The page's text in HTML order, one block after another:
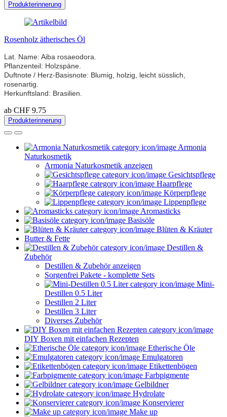
Produkterinnerung
Rosenholz ätherisches Öl
Lat. Name: Aiba rosaeodora.
Pflanzenteil: Holzspäne.
Duftnote / Herz-Basisnote: Blumig, holzig, leicht süsslich,
rosenartig.
Herkunftsland: Brasilien.
ab CHF 9.75
Produkterinnerung
Armonia
Naturkosmetik
Armonia Naturkosmetik anzeigen
Gesichtspflege
Haarpflege
Körperpflege
Lippenpflege
Aromasticks
Basisöle
Blüten & Kräuter
Butter & Fette
Destillen &
Zubehör
Destillen & Zubehör anzeigen
Sorgenfrei Pakete - komplette Sets
Mini-
Destillen 0.5 Liter
Destillen 2 Liter
Destillen 3 Liter
Diverses Zubehör
DIY Boxen mit einfachen Rezepten
Etherische Öle
Emulgatoren
Etikettenbögen
Farbpigmente
Gelbildner
Hydrolate
Konservierer
Make up